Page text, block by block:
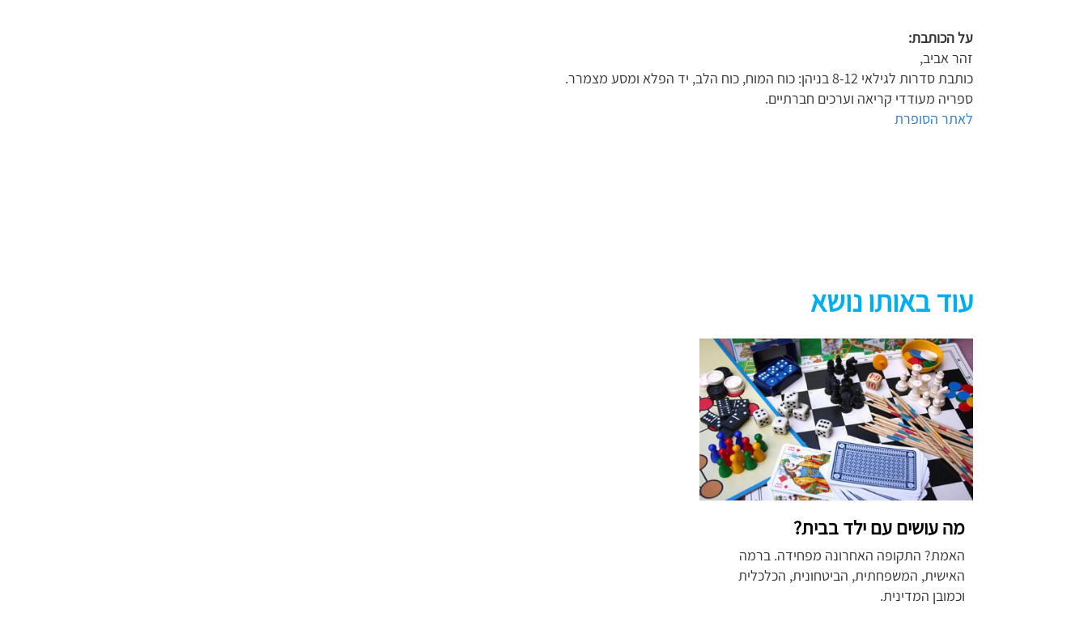
על הכותבת:
זהר אביב,
כותבת סדרות לגילאי 8-12 בניהן: כוח המוח, כוח הלב, יד הפלא ומסע מצמרר.
ספריה מעודדי קריאה וערכים חברתיים.
לאתר הסופרת
עוד באותו נושא
מה עושים עם ילד בבית?
האמת? התקופה האחרונה מפחידה. ברמה
האישית, המשפחתית, הביטחונית, הכלכלית
וכמובן המדינית.